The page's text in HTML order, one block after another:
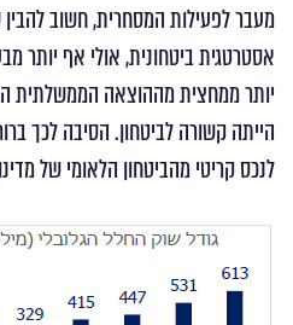
מעבר לפעילות המסחרית, חשוב
אסטרטגית ביטחונית, אולי אף יותר
הייתה קשורה לביטחון. הסיבה לכך
לנכס קריטי מהביטחון הלאומי של